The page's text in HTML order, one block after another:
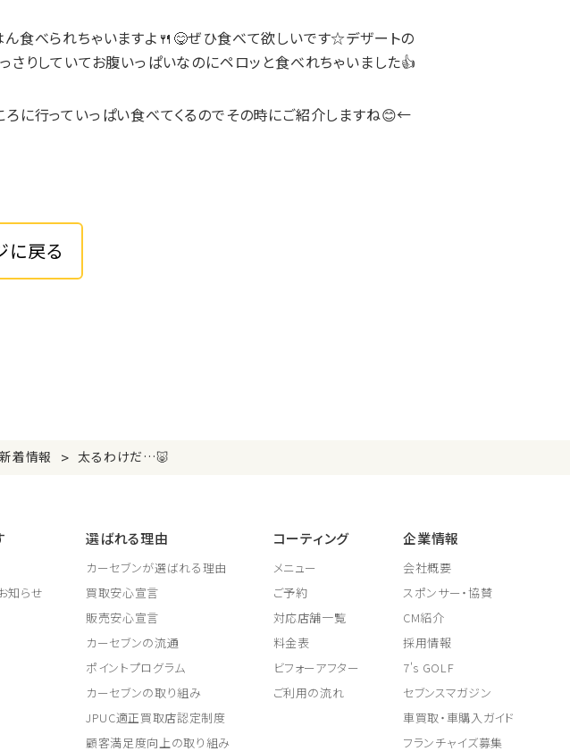
ん食べられちゃいますよ🍴😋ぜひ食べて欲しいです☆デザートの
さりしていてお腹いっぱいなのにペロッと食べれちゃいました👍
に行っていっぱい食べてくるのでその時にご紹介しますね😊←
に戻る
新着情報 > 太るわけだ…🐷
知らせ
選ばれる理由
カーセブンが選ばれる理由
買取安心宣言
販売安心宣言
カーセブンの流通
ポイントプログラム
カーセブンの取り組み
JPUC適正買取店認定制度
顧客満足度向上の取り組み
コーティング
メニュー
ご予約
対応店舗一覧
料金表
ビフォーアフター
ご利用の流れ
企業情報
会社概要
スポンサー・協賛
CM紹介
採用情報
7's GOLF
セブンスマガジン
車買取・車購入ガイド
フランチャイズ募集